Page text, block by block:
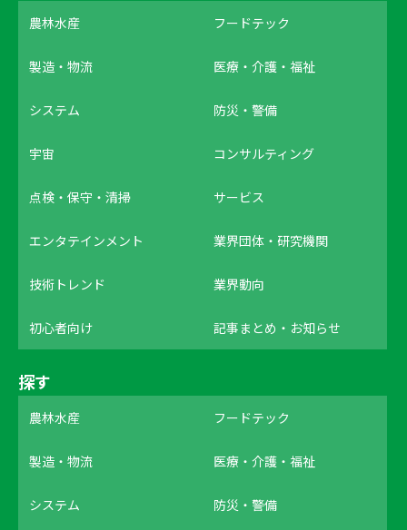
農林水産 フードテック
製造・物流 医療・介護・福祉
システム 防災・警備
宇宙 コンサルティング
点検・保守・清掃 サービス
エンタテインメント 業界団体・研究機関
技術トレンド 業界動向
初心者向け 記事まとめ・お知らせ
探す
農林水産 フードテック
製造・物流 医療・介護・福祉
システム 防災・警備